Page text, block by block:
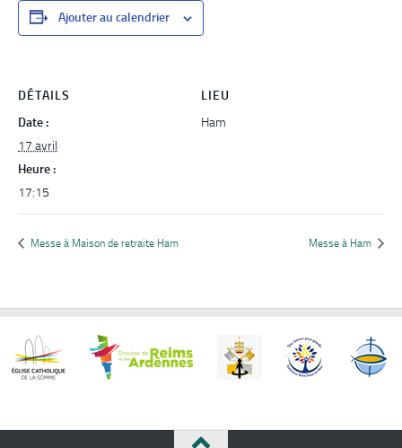
Ajouter au calendrier
DÉTAILS
Date :
17 avril
Heure :
17:15
LIEU
Ham
Messe à Maison de retraite Ham Messe à Ham